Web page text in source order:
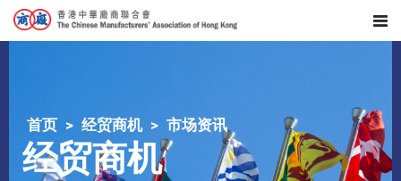
首页 经贸商机 市场资讯
经贸商机